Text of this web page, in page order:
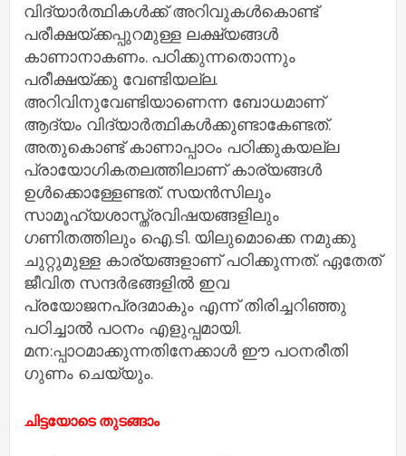
വിദ്യാര്‍ത്ഥികള്‍ക്ക് അറിവുകള്‍കൊണ്ട്
പരീക്ഷയ്ക്കപ്പുറമുള്ള ലക്ഷ്യങ്ങള്‍
കാണാനാകണം. പഠിക്കുന്നതൊന്നും
പരീക്ഷയ്ക്കു വേണ്ടിയല്ല.
അറിവിനുവേണ്ടിയാണെന്ന ബോധമാണ്
ആദ്യം വിദ്യാര്‍ത്ഥികള്‍ക്കുണ്ടാകേണ്ടത്.
അതുകൊണ്ട് കാണാപ്പാഠം പഠിക്കുകയല്ല
പ്രായോഗികതലത്തിലാണ് കാര്യങ്ങള്‍
ഉള്‍ക്കൊള്ളേണ്ടത്. സയന്‍സിലും
സാമൂഹ്യശാസ്ത്രവിഷയങ്ങളിലും
ഗണിതത്തിലും ഐ.ടി. യിലുമൊക്കെ നമുക്കു
ചുറ്റുമുള്ള കാര്യങ്ങളാണ് പഠിക്കുന്നത്. ഏതേത്
ജീവിത സന്ദര്‍ഭങ്ങളില്‍ ഇവ
പ്രയോജനപ്രദമാകും എന്ന് തിരിച്ചറിഞ്ഞു
പഠിച്ചാല്‍ പഠനം എളുപ്പമായി.
മന:പ്പാഠമാക്കുന്നതിനേക്കാള്‍ ഈ പഠനരീതി
ഗുണം ചെയ്യും.
ചിട്ടയോടെ തുടങ്ങാം